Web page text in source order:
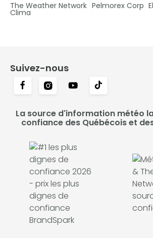
The Weather Network Pelmorex Corp
Clima
Suivez-nous
La source d'information météo
confiance des Québécois et